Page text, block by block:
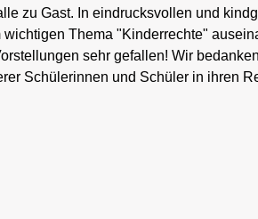
zu Gast. In eindrucksvollen und
Thema "Kinderrechte"
sehr gefallen! Wir
Schülerinnen und Schüler in ihren